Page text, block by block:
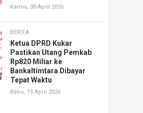
Kamis, 30 April 2026
BERITA
Ketua DPRD Kukar
Pastikan Utang Pemkab
Rp820 Miliar ke
Bankaltimtara Dibayar
Tepat Waktu
Rabu, 15 April 2026